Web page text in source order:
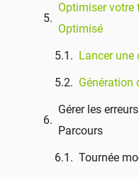
Optimiser votre
Optimisé
Lancer
Génération
Gérer les
Parcours
Tournée